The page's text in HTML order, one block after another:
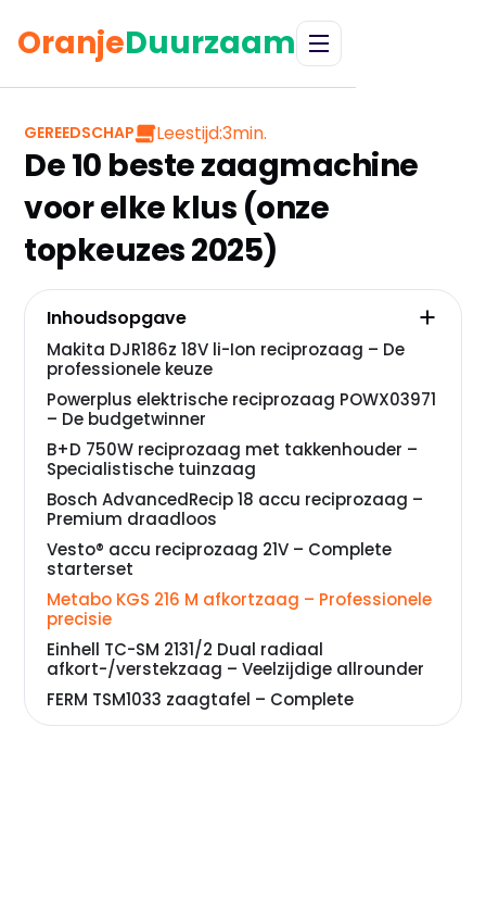
OranjeDuurzaam
GEREEDSCHAP Leestijd:3min.
De 10 beste zaagmachine
voor elke klus (onze
topkeuzes 2025)
Inhoudsopgave
Makita DJR186z 18V li-Ion reciprozaag – De
professionele keuze
Powerplus elektrische reciprozaag POWX03971
– De budgetwinner
B+D 750W reciprozaag met takkenhouder –
Specialistische tuinzaag
Bosch AdvancedRecip 18 accu reciprozaag –
Premium draadloos
Vesto® accu reciprozaag 21V – Complete
starterset
Metabo KGS 216 M afkortzaag – Professionele
precisie
Einhell TC-SM 2131/2 Dual radiaal
afkort-/verstekzaag – Veelzijdige allrounder
FERM TSM1033 zaagtafel – Complete